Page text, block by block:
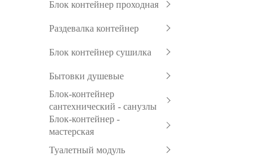
Блок контейнер проходная
Раздевалка контейнер
Блок контейнер сушилка
Бытовки душевые
Блок-контейнер
сантехнический - санузлы
Блок-контейнер -
мастерская
Туалетный модуль